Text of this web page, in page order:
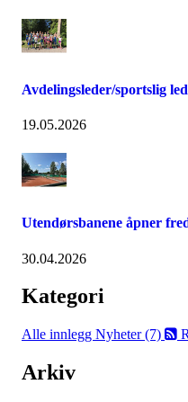
Avdelingsleder/sportslig
19.05.2026
Utendørsbanene åpner
30.04.2026
Kategori
Alle innlegg Nyheter (7)
Arkiv